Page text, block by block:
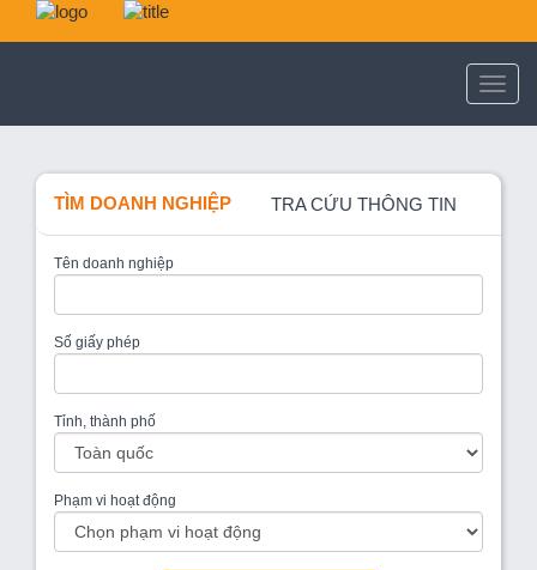
TÌM DOANH NGHIỆP TRA CỨU THÔNG TIN
Tên doanh nghiệp
Số giấy phép
Tỉnh, thành phố
Phạm vi hoạt động